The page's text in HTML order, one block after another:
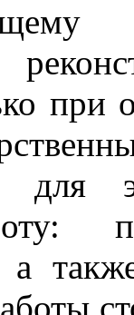
при
для
а